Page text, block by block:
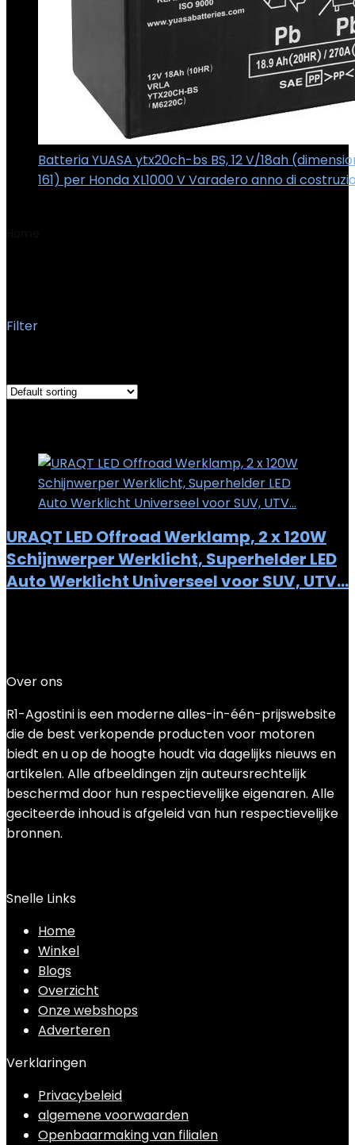
Batteria YUASA ytx20ch-bs BS, 12 V/18ah
161) per Honda XL1000 V Varadero anno di
Filter
URAQT LED Offroad Werklamp, 2 x 120W
Schijnwerper Werklicht, Superhelder LED
Auto Werklicht Universeel voor SUV, UTV…
Over ons
R1-Agostini is een moderne alles-in-één-prijswebsite
die de best verkopende producten voor motoren
biedt en u op de hoogte houdt via dagelijks nieuws en
artikelen. Alle afbeeldingen zijn auteursrechtelijk
beschermd door hun respectievelijke eigenaren. Alle
geciteerde inhoud is afgeleid van hun respectievelijke
bronnen.
Snelle Links
Home
Winkel
Blogs
Overzicht
Onze webshops
Adverteren
Verklaringen
Privacybeleid
algemene voorwaarden
Openbaarmaking van filialen